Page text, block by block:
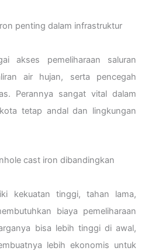
penting dalam infrastruktur
akses pemeliharaan saluran
air hujan, serta pencegah
Perannya sangat vital dalam
tetap andal dan lingkungan
cast iron dibandingkan
kekuatan tinggi, tahan lama,
biaya pemeliharaan
bisa lebih tinggi di awal,
lebih ekonomis untuk